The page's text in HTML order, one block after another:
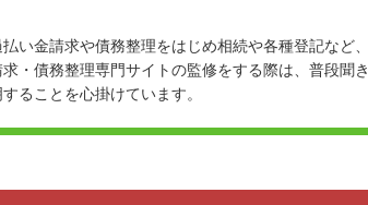
い金請求や債務整理をはじめ相続や各種登記など、
・債務整理専門サイトの監修をする際は、普段聞き
ることを心掛けています。